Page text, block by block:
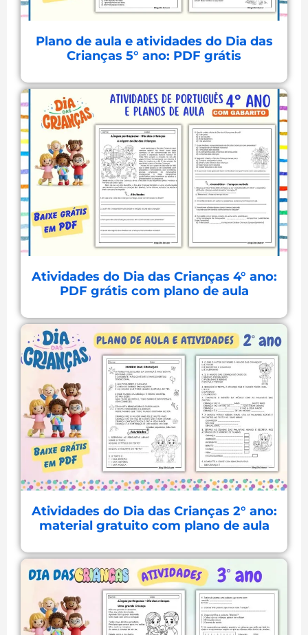
Plano de aula e atividades do Dia das
Crianças 5° ano: PDF grátis
Atividades do Dia das Crianças 4° ano:
PDF grátis com plano de aula
Atividades do Dia das Crianças 2° ano:
material gratuito com plano de aula